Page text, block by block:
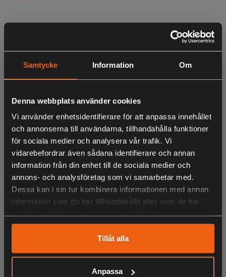
Samtycke Information Om
Denna webbplats använder cookies
Vi använder enhetsidentifierare för att anpassa innehållet
och annonserna till användarna, tillhandahålla funktioner
för sociala medier och analysera vår trafik. Vi
vidarebefordrar även sådana identifierare och annan
information från din enhet till de sociala medier och
annons- och analysföretag som vi samarbetar med.
Dessa kan i sin tur kombinera informationen med annan
information som du har tillhandahållit eller som de har
Tillåt alla
Anpassa
Observera att webshopens lager inte alltid gäller för butiken i Lagan. Vänligen
tag kontakt med oss för aktuell lagerstatus i butik
Lättskött piké i svalkande Coolmax® material, med snygg,
stilren design som passar i vardagen likväl som vid
sportigare aktivitet. Strykfri
Komfortabel och lättskött piké i svalkande Coolmax®-
material som andas. Strykfri, snabbtorkande och
fukttransporterande
LIKNANDE PRODUKTER